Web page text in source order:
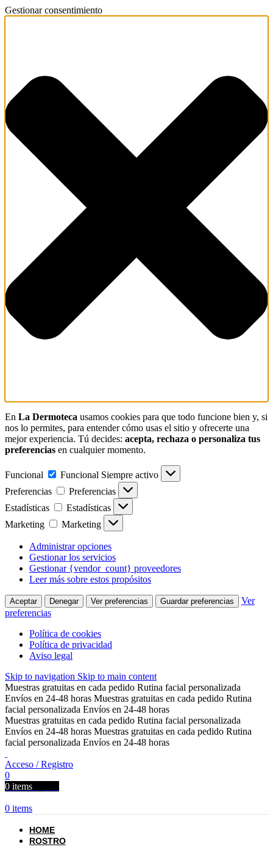
Gestionar consentimiento
En La Dermoteca usamos cookies para que todo funcione bien y, si
nos lo permites, para entender cómo usas el sitio y ofrecerte una
mejor experiencia. Tú decides: acepta, rechaza o personaliza tus
preferencias en cualquier momento.
Funcional Funcional Siempre activo
Preferencias
Preferencias
Estadísticas
Estadísticas
Marketing
Marketing
Administrar opciones
Gestionar los servicios
Gestionar {vendor_count} proveedores
Leer más sobre estos propósitos
Aceptar Denegar Ver preferencias Guardar preferencias
Ver
preferencias
Política de cookies
Política de privacidad
Aviso legal
Skip to navigation Skip to main content
Muestras gratuitas en cada pedido Rutina facial personalizada
Envíos en 24-48 horas Muestras gratuitas en cada pedido Rutina
facial personalizada Envíos en 24-48 horas
Muestras gratuitas en cada pedido Rutina facial personalizada
Envíos en 24-48 horas Muestras gratuitas en cada pedido Rutina
facial personalizada Envíos en 24-48 horas
Acceso / Registro
0
0 items
0 items
HOME
ROSTRO